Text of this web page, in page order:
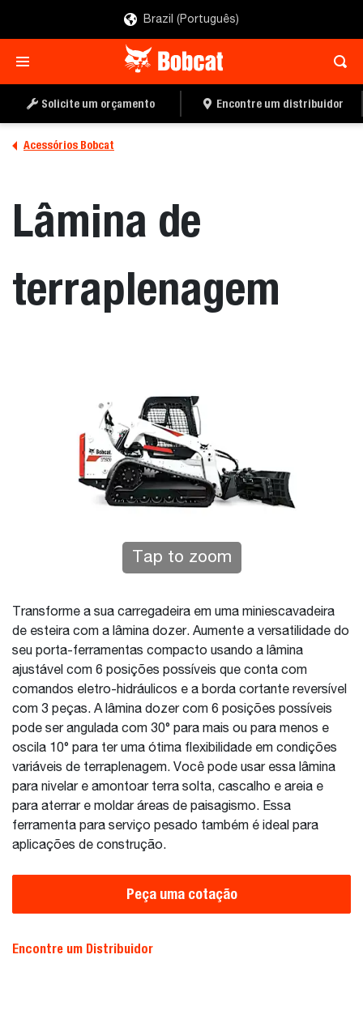
Brazil (Português)
Solicite um orçamento Encontre um distribuidor
Acessórios Bobcat
Lâmina de
terraplenagem
Tap to zoom
Transforme a sua carregadeira em uma miniescavadeira
de esteira com a lâmina dozer. Aumente a versatilidade do
seu porta-ferramentas compacto usando a lâmina
ajustável com 6 posições possíveis que conta com
comandos eletro-hidráulicos e a borda cortante reversível
com 3 peças. A lâmina dozer com 6 posições possíveis
pode ser angulada com 30° para mais ou para menos e
oscila 10° para ter uma ótima flexibilidade em condições
variáveis de terraplenagem. Você pode usar essa lâmina
para nivelar e amontoar terra solta, cascalho e areia e
para aterrar e moldar áreas de paisagismo. Essa
ferramenta para serviço pesado também é ideal para
aplicações de construção.
Peça uma cotação
Encontre um Distribuidor
PEÇA UMA COTAÇÃO
ENCONTRE UM